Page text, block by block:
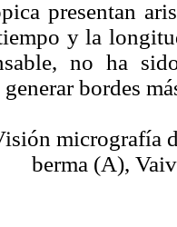
presentan
y la
no ha
bordes
micrografía
berma (A),